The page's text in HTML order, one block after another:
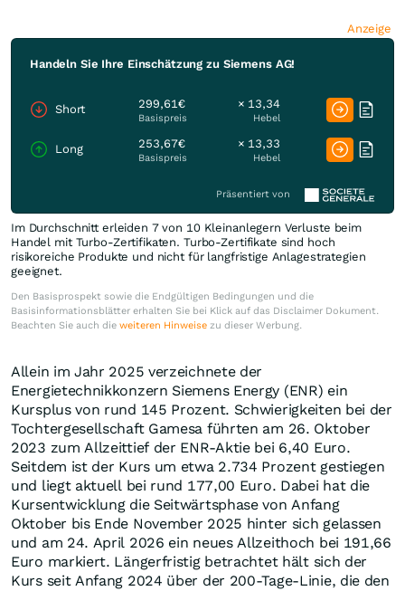
Anzeige
Handeln Sie Ihre Einschätzung zu Siemens AG!
Short 299,61€
Basispreis
× 13,34
Hebel
Long 253,67€
Basispreis
× 13,33
Hebel
Präsentiert von
Im Durchschnitt erleiden 7 von 10 Kleinanlegern Verluste beim
Handel mit Turbo-Zertifikaten. Turbo-Zertifikate sind hoch
risikoreiche Produkte und nicht für langfristige Anlagestrategien
geeignet.
Den Basisprospekt sowie die Endgültigen Bedingungen und die
Basisinformationsblätter erhalten Sie bei Klick auf das Disclaimer Dokument.
Beachten Sie auch die weiteren Hinweise zu dieser Werbung.
Allein im Jahr 2025 verzeichnete der
Energietechnikkonzern Siemens Energy (ENR) ein
Kursplus von rund 145 Prozent. Schwierigkeiten bei der
Tochtergesellschaft Gamesa führten am 26. Oktober
2023 zum Allzeittief der ENR-Aktie bei 6,40 Euro.
Seitdem ist der Kurs um etwa 2.734 Prozent gestiegen
und liegt aktuell bei rund 177,00 Euro. Dabei hat die
Kursentwicklung die Seitwärtsphase von Anfang
Oktober bis Ende November 2025 hinter sich gelassen
und am 24. April 2026 ein neues Allzeithoch bei 191,66
Euro markiert. Längerfristig betrachtet hält sich der
Kurs seit Anfang 2024 über der 200-Tage-Linie, die den